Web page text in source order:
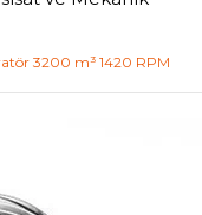
3200 m³ 1420 RPM